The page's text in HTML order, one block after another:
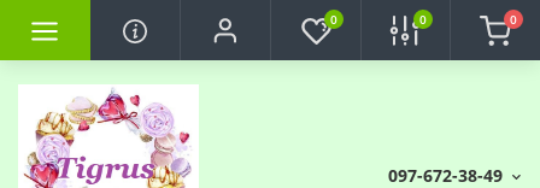
0 0 0
097-672-38-49